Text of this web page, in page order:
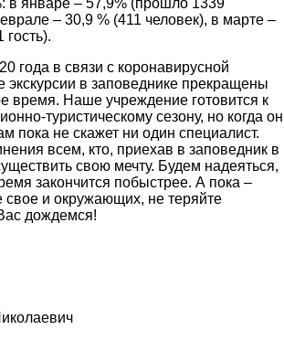
– 30,9 % (411 человек), в марте –
в связи с коронавирусной
в заповеднике прекращены
время. Наше учреждение готовится к
туристическому сезону, но когда он
пока не скажет ни один специалист.
всем, кто, приехав в заповедник в
свою мечту. Будем надеяться,
закончится побыстрее. А пока –
свое и окружающих, не теряйте
дождемся!